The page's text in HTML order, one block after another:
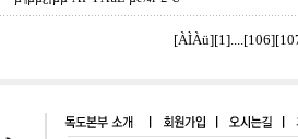
[ÀÌÀü][1]....[106][